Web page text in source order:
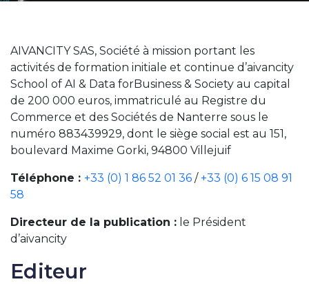
AIVANCITY SAS, Société à mission portant les
activités de formation initiale et continue d’aivancity
School of AI & Data forBusiness & Society au capital
de 200 000 euros, immatriculé au Registre du
Commerce et des Sociétés de Nanterre sous le
numéro 883439929, dont le siège social est au 151,
boulevard Maxime Gorki, 94800 Villejuif
Téléphone : +33 (0) 1 86 52 01 36 /+33 (0) 6 15 08 91
58
Directeur de la publication : le Président
d’aivancity
Editeur